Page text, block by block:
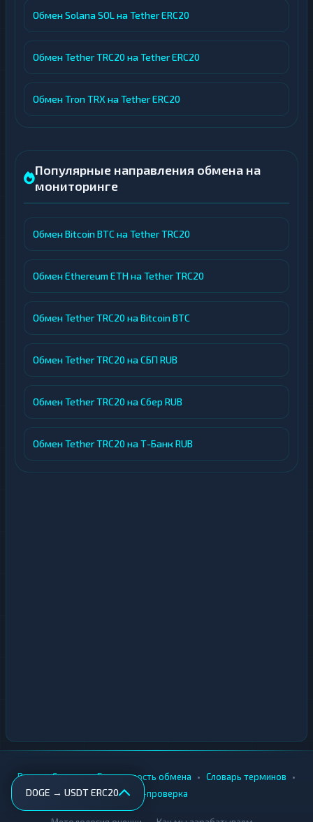
Обмен Solana SOL на Tether ERC20
Обмен Tether TRC20 на Tether ERC20
Обмен Tron TRX на Tether ERC20
Популярные направления обмена на
мониторинге
Обмен Bitcoin BTC на Tether TRC20
Обмен Ethereum ETH на Tether TRC20
Обмен Tether TRC20 на Bitcoin BTC
Обмен Tether TRC20 на СБП RUB
Обмен Tether TRC20 на Сбер RUB
Обмен Tether TRC20 на Т-Банк RUB
DOGE → USDT ERC20
Вики • Города • Безопасность обмена • Словарь терминов •
AML-проверка